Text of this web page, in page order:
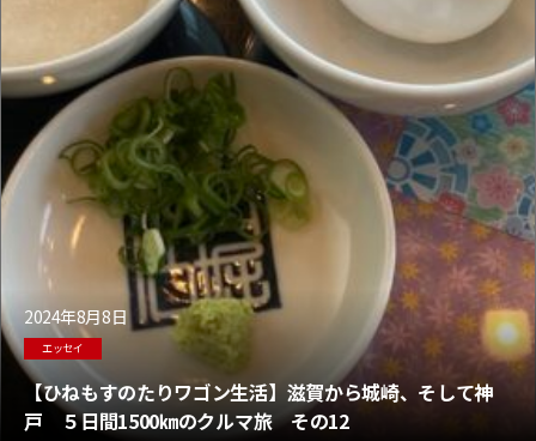
2024年8月8日
エッセイ
【ひねもすのたりワゴン生活】滋賀から城崎、そして神
戸 ５日間1500㎞のクルマ旅 その12